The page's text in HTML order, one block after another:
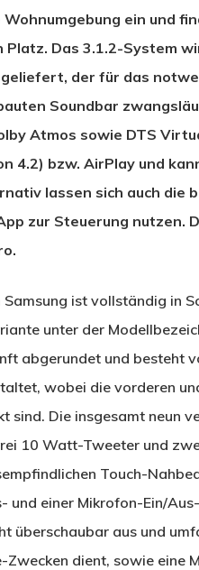
ein und
Das 3.1.2-System
der für das
Soundbar
Atmos sowie DTS
4.2) bzw. AirPlay und
lassen sich auch die
zur Steuerung nutzen.
Samsung ist vollständig in
unter der
abgerundet und besteht
wobei die vorderen
sind. Die insgesamt neun
10 Watt-Tweeter und
Touch-
und einer Mikrofon-Ein/
überschaubar aus und
dient, sowie eine